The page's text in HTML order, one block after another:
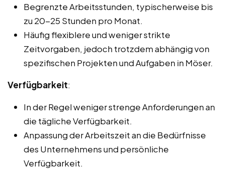
Begrenzte Arbeitsstunden, typischerweise bis
zu 20-25 Stunden pro Monat.
Häufig flexiblere und weniger strikte
Zeitvorgaben, jedoch trotzdem abhängig von
spezifischen Projekten und Aufgaben in Möser.
Verfügbarkeit:
In der Regel weniger strenge Anforderungen an
die tägliche Verfügbarkeit.
Anpassung der Arbeitszeit an die Bedürfnisse
des Unternehmens und persönliche
Verfügbarkeit.